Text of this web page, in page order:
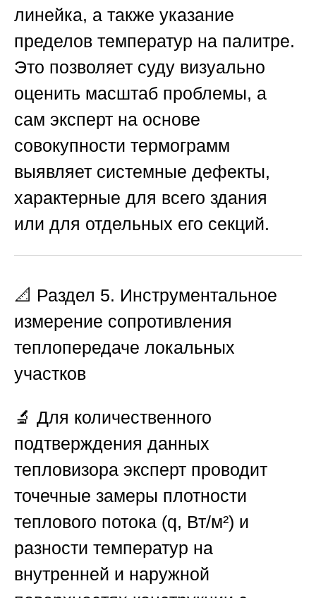
линейка, а также указание
пределов температур на палитре.
Это позволяет суду визуально
оценить масштаб проблемы, а
сам эксперт на основе
совокупности термограмм
выявляет системные дефекты,
характерные для всего здания
или для отдельных его секций.
📐 Раздел 5. Инструментальное
измерение сопротивления
теплопередаче локальных
участков
🔬 Для количественного
подтверждения данных
тепловизора эксперт проводит
точечные замеры плотности
теплового потока (q, Вт/м²) и
разности температур на
внутренней и наружной